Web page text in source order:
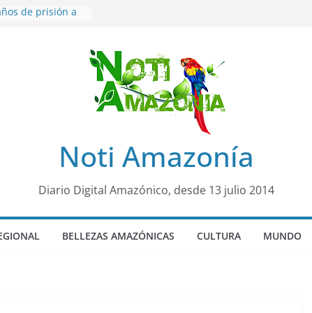
de prisión a
dormir mal en
Panamazónico, d
de la Amazonía
Noti Amazonía
Diario Digital Amazónico, desde 13 julio 2014
BELLEZAS AMAZÓNICAS CULTURA MUNDO